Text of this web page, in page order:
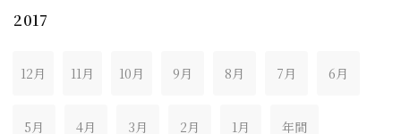
2017
12月 11月 10月 9月 8月 7月 6月
5月 4月 3月 2月 1月 年間